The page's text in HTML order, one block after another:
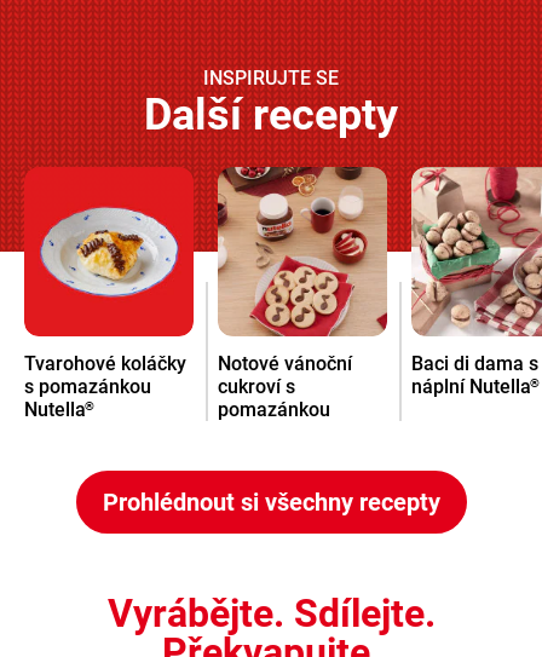
INSPIRUJTE SE
Další recepty
Tvarohové koláčky
s pomazánkou
Nutella®
Notové vánoční
cukroví s
pomazánkou
Baci di dama s
náplní Nutella®
Prohlédnout si všechny recepty
Vyrábějte. Sdílejte.